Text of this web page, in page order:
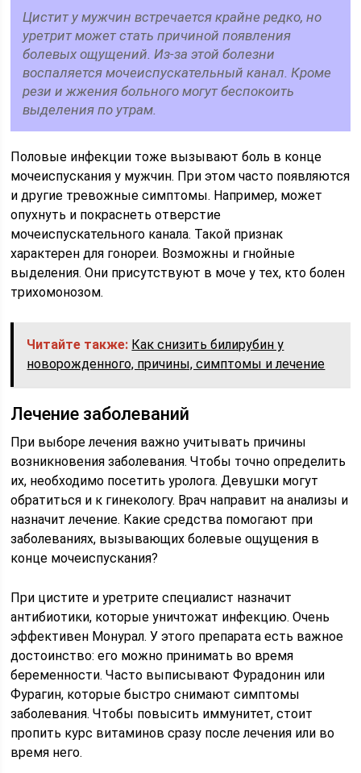
Цистит у мужчин встречается крайне редко, но
уретрит может стать причиной появления
болевых ощущений. Из-за этой болезни
воспаляется мочеиспускательный канал. Кроме
рези и жжения больного могут беспокоить
выделения по утрам.
Половые инфекции тоже вызывают боль в конце
мочеиспускания у мужчин. При этом часто появляются
и другие тревожные симптомы. Например, может
опухнуть и покраснеть отверстие
мочеиспускательного канала. Такой признак
характерен для гонореи. Возможны и гнойные
выделения. Они присутствуют в моче у тех, кто болен
трихомонозом.
Читайте также: Как снизить билирубин у
новорожденного, причины, симптомы и лечение
Лечение заболеваний
При выборе лечения важно учитывать причины
возникновения заболевания. Чтобы точно определить
их, необходимо посетить уролога. Девушки могут
обратиться и к гинекологу. Врач направит на анализы и
назначит лечение. Какие средства помогают при
заболеваниях, вызывающих болевые ощущения в
конце мочеиспускания?
При цистите и уретрите специалист назначит
антибиотики, которые уничтожат инфекцию. Очень
эффективен Монурал. У этого препарата есть важное
достоинство: его можно принимать во время
беременности. Часто выписывают Фурадонин или
Фурагин, которые быстро снимают симптомы
заболевания. Чтобы повысить иммунитет, стоит
пропить курс витаминов сразу после лечения или во
время него.